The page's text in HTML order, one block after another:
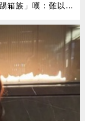
箱族」嘆：難以理